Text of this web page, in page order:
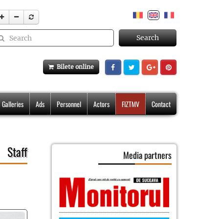
Search
Bilete online
Galleries Ads Personnel Actors FIZTMV Contact
Staff Media partners